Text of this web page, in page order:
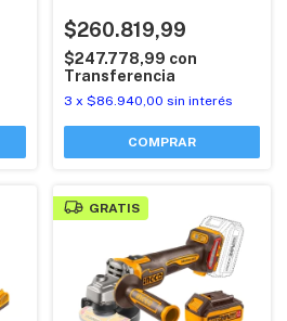
BATERIA 2AH +
CARGADOR 2AH INGCO
$260.819,99
$247.778,99 con
Transferencia
3 x $86.940,00 sin interés
GRATIS